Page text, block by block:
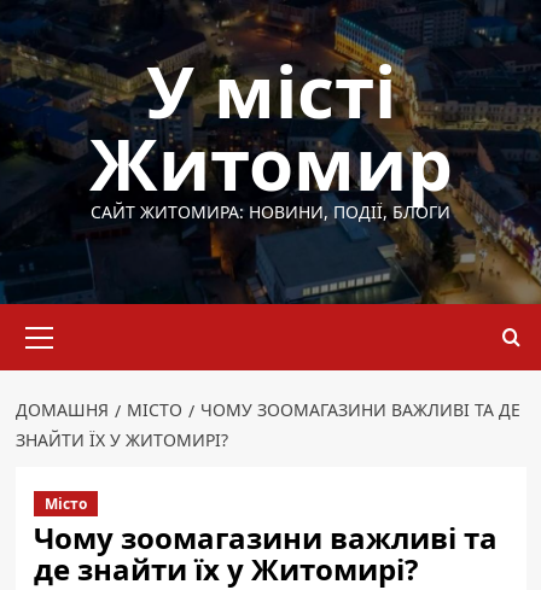
Перейти
до
вмісту
У місті
Житомир
САЙТ ЖИТОМИРА: НОВИНИ, ПОДІЇ, БЛОГИ
меню
ДОМАШНЯ МІСТО
ЧОМУ ЗООМАГАЗИНИ ВАЖЛИВІ ТА ДЕ
ЗНАЙТИ ЇХ У ЖИТОМИРІ?
Місто
Чому зоомагазини важливі та
де знайти їх у Житомирі?